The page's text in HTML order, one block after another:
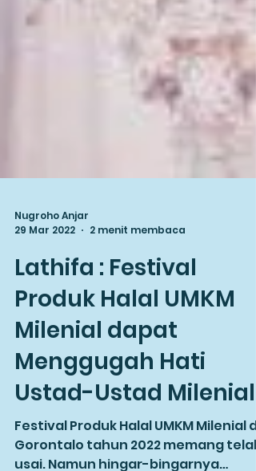
Nugroho Anjar
29 Mar 2022
2 menit membaca
Lathifa : Festival
Produk Halal UMKM
Milenial dapat
Menggugah Hati
Ustad-Ustad Milenial